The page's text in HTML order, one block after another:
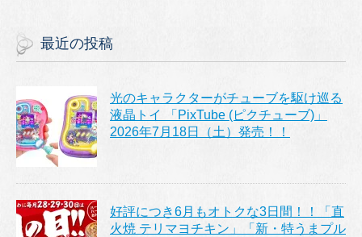
最近の投稿
光のキャラクターがチューブを駆け巡る
液晶トイ 「PixTube (ピクチューブ)」
2026年7月18日（土）発売！！
好評につき6月もオトクな3日間！！「直
火焼 テリマヨチキン」「新・特うまプル